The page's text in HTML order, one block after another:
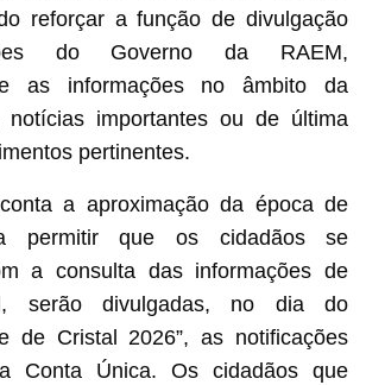
reforçar a função de divulgação
do Governo da RAEM,
as informações no âmbito da
notícias importantes ou de última
pertinentes.
a aproximação da época de
permitir que os cidadãos se
a consulta das informações de
serão divulgadas, no dia do
de Cristal 2026”, as notificações
Conta Única. Os cidadãos que